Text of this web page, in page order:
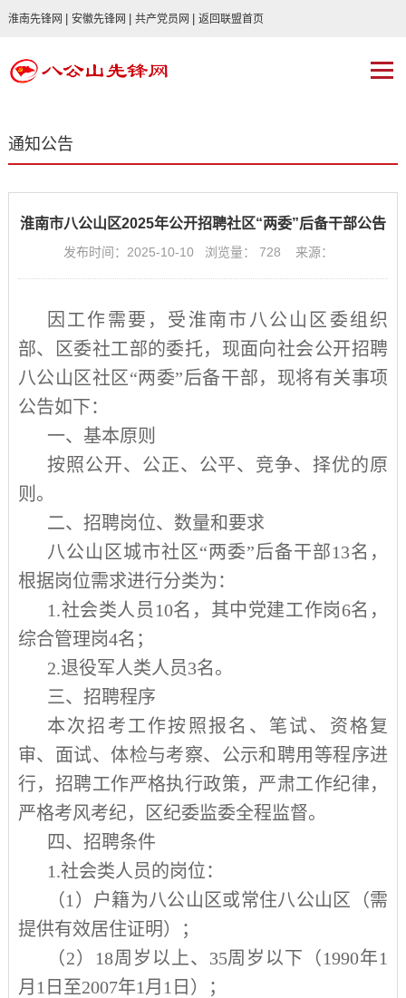
淮南先锋网 安徽先锋网 共产党员网 返回联盟首页
通知公告
淮南市八公山区2025年公开招聘社区“两委”后备干部公告
发布时间：2025-10-10 浏览量： 728 来源：
因工作需要，受淮南市八公山区委组织
部、区委社工部的委托，现面向社会公开招聘
八公山区社区“两委”后备干部，现将有关事项
公告如下：
一、基本原则
按照公开、公正、公平、竞争、择优的原
则。
二、招聘岗位、数量和要求
八公山区城市社区“两委”后备干部13名，
根据岗位需求进行分类为：
1.社会类人员 10名，其中党建工作岗6名，
综合管理岗4名；
2.退役军人类人员3名。
三、招聘程序
本次招考工作按照报名、笔试、资格复
审、面试、体检与考察、公示和聘用等程序进
行，招聘工作严格执行政策，严肃工作纪律，
严格考风考纪，区纪委监委全程监督。
四、招聘条件
1.社会类人员的岗位：
（1 ）户籍为八公山区或常住八公山区（需
提供有效居住证明）；
（2） 18周岁以上、 35周岁以下（ 1990年1
月 1 日至2007年1 月 1 日）；